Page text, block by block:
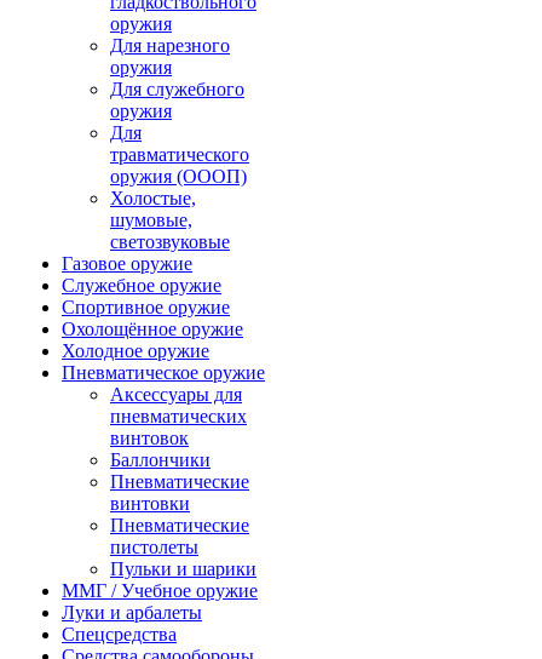
оружия
Для нарезного
оружия
Для служебного
оружия
Для
травматического
оружия (ОООП)
Холостые,
шумовые,
светозвуковые
Газовое оружие
Служебное оружие
Спортивное оружие
Охолощённое оружие
Холодное оружие
Пневматическое оружие
Аксессуары для
пневматических
винтовок
Баллончики
Пневматические
винтовки
Пневматические
пистолеты
Пульки и шарики
ММГ / Учебное оружие
Луки и арбалеты
Спецсредства